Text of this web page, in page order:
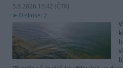
5.8.2026 15:42 (ČTK)
Diskuse: 2